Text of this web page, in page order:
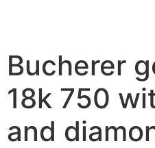
Bucherer
18k 750
and